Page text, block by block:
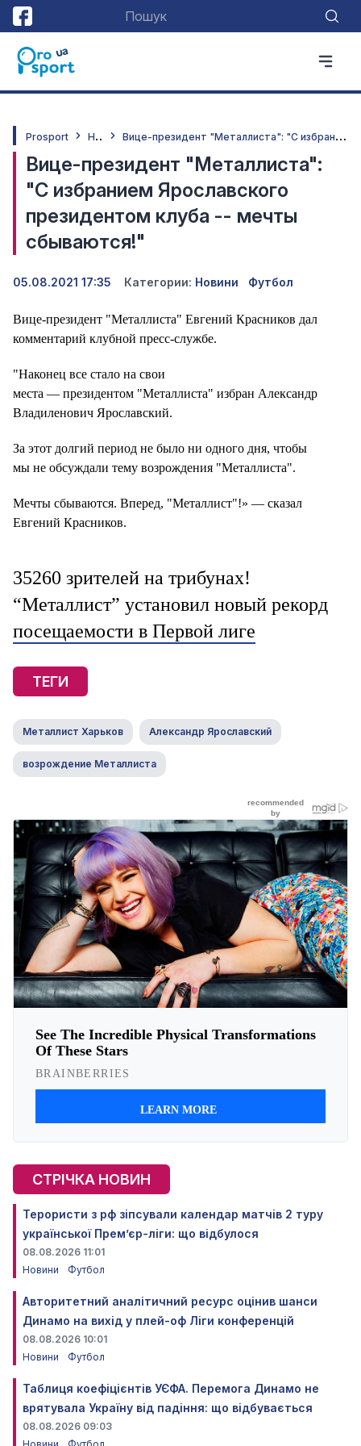
Prosport Н
овини В
ице-президент "Металлиста": "С избранием Ярославского президентом клуба -- мечты сбываются!"
Вице-президент "Металлиста":
"С избранием Ярославского
президентом клуба -- мечты
сбываются!"
05.08.2021 17:35 Категории: Новини Футбол
Вице-президент "Металлиста" Евгений Красников дал
комментарий клубной пресс-службе.
"Наконец все стало на свои
места — президентом "Металлиста" избран Александр
Владиленович Ярославский.
За этот долгий период не было ни одного дня, чтобы
мы не обсуждали тему возрождения "Металлиста".
Мечты сбываются. Вперед, "Металлист"!» — сказал
Евгений Красников.
35260 зрителей на трибунах!
“Металлист” установил новый рекорд
посещаемости в Первой лиге
ТЕГИ
Металлист Харьков Александр Ярославский
возрождение Металлиста
СТРІЧКА НОВИН
Терористи з рф зіпсували календар матчів 2 туру
української Прем’єр-ліги: що відбулося
08.08.2026 11:01
Новини
Футбол
Авторитетний аналітичний ресурс оцінив шанси
Динамо на вихід у плей-оф Ліги конференцій
08.08.2026 10:01
Новини
Футбол
Таблиця коефіцієнтів УЄФА. Перемога Динамо не
врятувала Україну від падіння: що відбувається
08.08.2026 09:03